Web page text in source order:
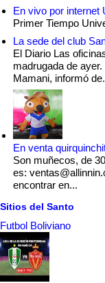
En vivo por internet
Primer Tiempo
La sede del club
El Diario Las
madrugada de
Mamani, informó
En venta
Son muñecos, de
es:
encontrar en...
Sitios del Santo
Futbol Boliviano